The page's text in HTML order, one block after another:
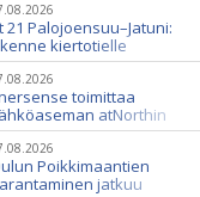
21 Palojoensuu–Jatuni:
kiertotielle
silloilla
toimittaa
atNorthin
Poikkimaantien
jatkuu